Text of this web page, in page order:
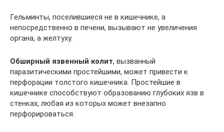
Гельминты, поселившиеся не в кишечнике, а
непосредственно в печени, вызывают не увеличения
органа, а желтуху.
Обширный язвенный колит, вызванный
паразитическими простейшими, может привести к
перфорации толстого кишечника. Простейшие в
кишечнике способствуют образованию глубоких язв в
стенках, любая из которых может внезапно
перфорироваться.